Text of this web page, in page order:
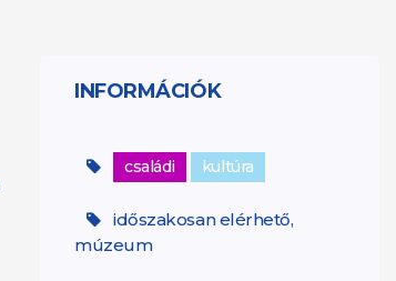
INFORMÁCIÓK
családi kultúra
időszakosan elérhető,
múzeum